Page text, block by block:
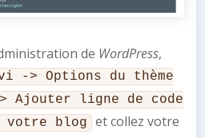
de WordPress,
-> Options du thème
Ajouter ligne de code
votre blog
et collez votre